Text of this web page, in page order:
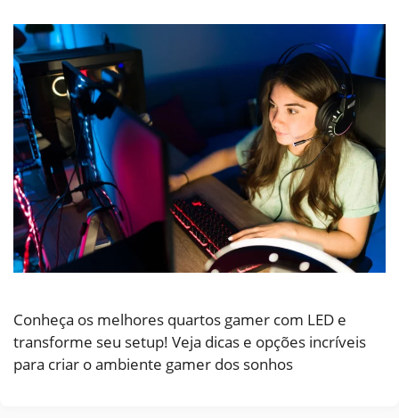
Conheça os melhores quartos gamer com LED e
transforme seu setup! Veja dicas e opções incríveis
para criar o ambiente gamer dos sonhos